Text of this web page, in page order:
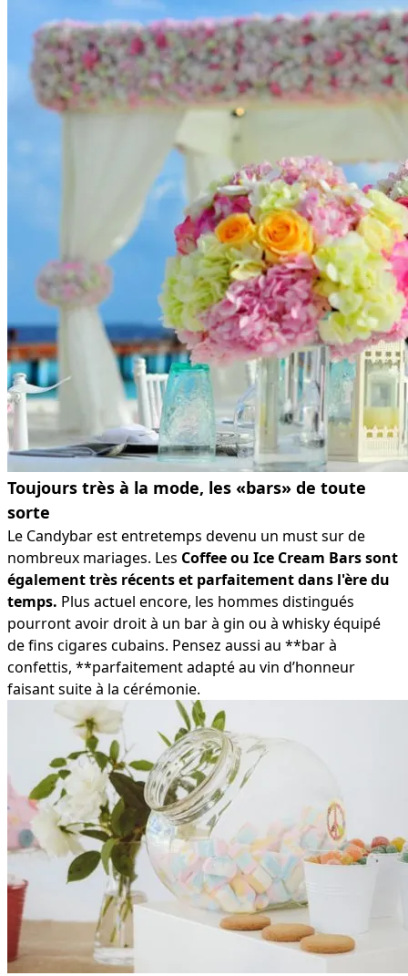
Toujours très à la mode, les «bars» de toute
sorte
Le Candybar est entretemps devenu un must sur de
nombreux mariages. Les Coffee ou Ice Cream Bars sont
également très récents et parfaitement dans l'ère du
temps. Plus actuel encore, les hommes distingués
pourront avoir droit à un bar à gin ou à whisky équipé
de fins cigares cubains. Pensez aussi au **bar à
confettis, **parfaitement adapté au vin d’honneur
faisant suite à la cérémonie.